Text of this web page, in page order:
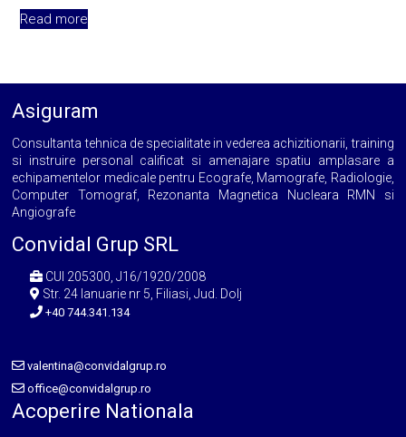
Read more
Asiguram
Consultanta tehnica de specialitate in vederea achizitionarii, training
si instruire personal calificat si amenajare spatiu amplasare a
echipamentelor medicale pentru Ecografe, Mamografe, Radiologie,
Computer Tomograf, Rezonanta Magnetica Nucleara RMN si
Angiografe
Convidal Grup SRL
CUI 205300, J16/1920/2008
Str. 24 Ianuarie nr 5, Filiasi, Jud. Dolj
+40 744.341.134
valentina@convidalgrup.ro
office@convidalgrup.ro
Acoperire Nationala